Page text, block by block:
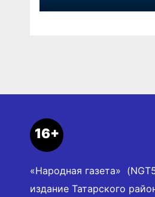
16+
«Народная газета»
издание Татарского